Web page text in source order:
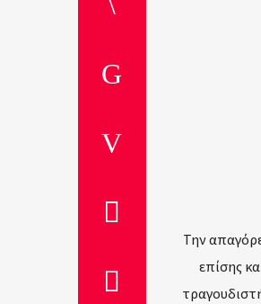
Την
επίσης